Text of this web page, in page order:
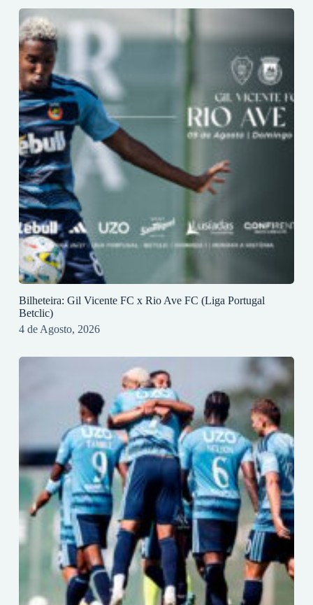
Bilheteira: Gil Vicente FC x Rio Ave FC (Liga Portugal
Betclic)
4 de Agosto, 2026